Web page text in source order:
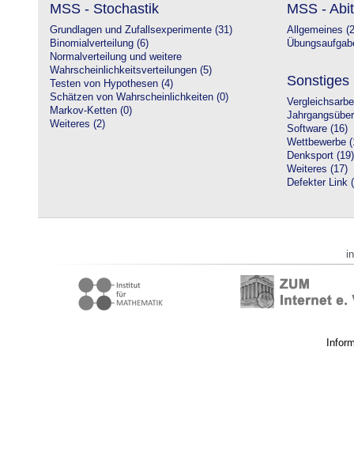
MSS - Stochastik
Grundlagen und Zufallsexperimente (31)
Binomialverteilung (6)
Normalverteilung und weitere
Wahrscheinlichkeitsverteilungen (5)
Testen von Hypothesen (4)
Schätzen von Wahrscheinlichkeiten (0)
Markov-Ketten (0)
Weiteres (2)
MSS -
Allgemeines
Sonstiges
Software (16)
Wettbewerbe
Denksport (19)
Weiteres (17)
Defekter Link